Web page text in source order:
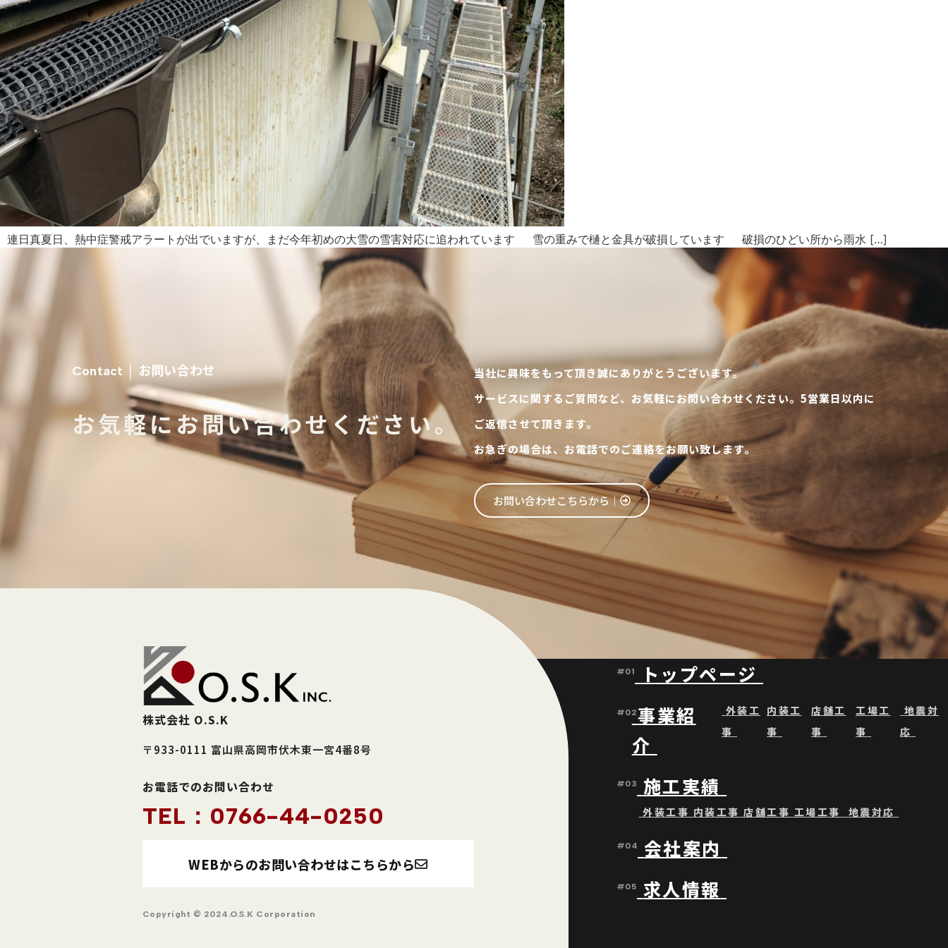
連日真夏日、熱中症警戒アラートが出でいますが、まだ今年初めの大雪の雪害対応に追われています 雪の重みで樋と金具が破損しています 破損のひどい所から雨水 […]
Contact │ お問い合わせ
お気軽にお問い合わせください。
当社に興味をもって頂き誠にありがとうございます。
サービスに関するご質問など、お気軽にお問い合わせください。5営業日以内に
ご返信させて頂きます。
お急ぎの場合は、お電話でのご連絡をお願い致します。
お問い合わせこちらから│
株式会社 O.S.K
〒933-0111 富山県高岡市伏木東一宮4番8号
お電話でのお問い合わせ
TEL：0766-44-0250
WEBからのお問い合わせはこちらから
Copyright © 2024.O.S.K Corporation
#01 トップページ
#02事業紹
介
外装工
事
内装工
事
店舗工
事
工場工
事
地震対
応
#03 施工実績
外装工事 内装工事 店舗工事 工場工事 地震対応
#04 会社案内
#05 求人情報